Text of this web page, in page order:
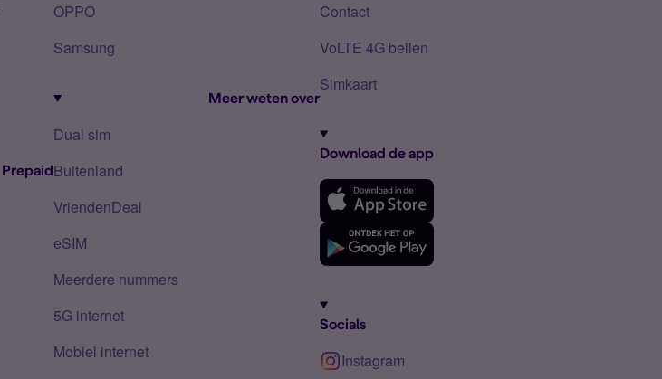
Prepaid
OPPO
Samsung
Meer weten over
Dual sim
Buitenland
VriendenDeal
eSIM
Meerdere nummers
5G internet
Mobiel internet
Contact
VoLTE 4G bellen
Simkaart
Download de app
Socials
Instagram